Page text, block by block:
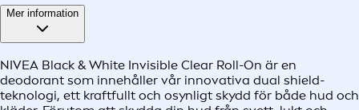
Mer information
NIVEA Black & White Invisible Clear Roll-On är en
deodorant som innehåller vår innovativa dual shield-
teknologi, ett kraftfullt och osynligt skydd för både hud och